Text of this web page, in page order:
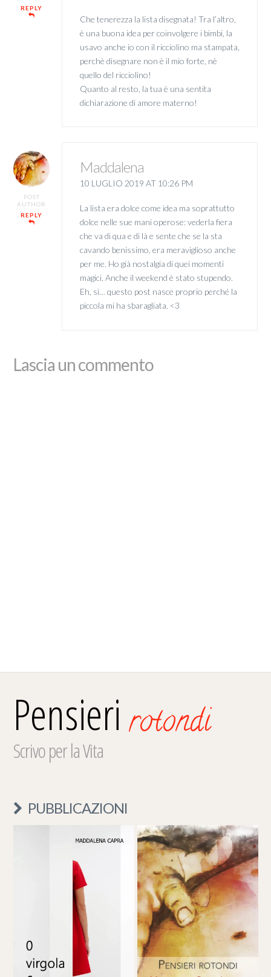
REPLY
Che tenerezza la lista disegnata! Tra l’altro,
è una buona idea per coinvolgere i bimbi, la
usavo anche io con il ricciolino ma stampata,
perchè disegnare non è il mio forte, nè
quello del ricciolino!
Quanto al resto, la tua è una sentita
dichiarazione di amore materno!
POST
AUTHOR
REPLY
Maddalena
10 LUGLIO 2019 AT 10:26 PM
La lista era dolce come idea ma soprattutto
dolce nelle sue mani operose: vederla fiera
che va di qua e di là e sente che se la sta
cavando benissimo, era meraviglioso anche
per me. Ho già nostalgia di quei momenti
magici. Anche il weekend è stato stupendo.
Eh, sì… questo post nasce proprio perché la
piccola mi ha sbaragliata. <3
Lascia un commento
Pensierirotondi
Scrivo per la Vita
PUBBLICAZIONI